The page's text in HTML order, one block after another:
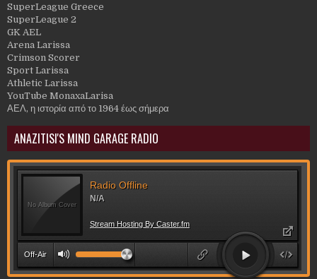
SuperLeague Greece
SuperLeague 2
GK AEL
Arena Larissa
Crimson Scorer
Sport Larissa
Athletic Larissa
YouTube MonaxaLarisa
ΑΕΛ, η ιστορία από το 1964 έως σήμερα
ANAZITISI'S MIND GARAGE RADIO